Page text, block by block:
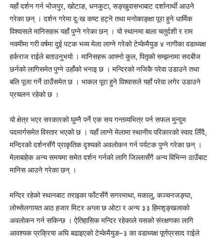
यहाँ दर्शन गर्न भोजपुर, खोटाङ, धनकुटा, सङ्खुवासभाबाट दर्शानार्थी आउने
गरेका छन् । दर्शन गरेमा दुःख कष्ट हट्ने तथा मनोकाङ्क्षा पूरा हुने धार्मिक
विश्वासले मानिसहरू यहाँ पुग्ने गरेका छन् । यो स्थानमा बाला चतुर्दशी र राम
नवमीमा गरी वर्षमा दुई पटक भव्य मेला लाग्ने गरेको टेम्केमैयुङ ४ नागीका वडाध्यक्ष
हर्कराज राईले बताउनुभयो । मानिसहरू आफ्नो कुल, पितृको सम्झनामा सदबीज
छर्नको लागिसमेत पुग्ने उहाँको भनाइ छ । मन्दिरको नजिकै परेवा उडाउने तथा
बलि पूजा गर्ने ठाउँसमेत छ । भाकल पूरा हुने विश्वासले यहाँ परेवा लगेर उडाउने
प्रचलन रहेको छ ।
यो क्षेत्र भएर सरकारको घुम्नै पर्ने एक सय गन्तव्यभित्र पर्न सफल मुन्दुम
पदमार्गसमेत विस्तार भएको छ । यहाँ लाग्ने मेलामा स्थानीय परिकारको स्वाद लिँदै,
मन्दिरको दर्शनसँगै प्राकृतिक दृश्यको अवलोकन गर्न पर्यटक पुग्ने गरेका छन् ।
मेलाबाहेक अन्य समयमा समेत दर्शन गर्नको लागि जिल्लासँगै अन्य विभिन्न ठाउँबाट
मानिस आउने गरेका छन् ।
मन्दिर रहेको स्थानबाट तराइका फाँटसँगै सगरमाथा, मकालु, कञ्चनजङ्घा,
लोच्सेलगायत आठ हजार मिटर अग्ला छ ओटा र अन्य ३३ हिमशृङ्खलाको
अवलोकन गर्न सकिन्छ । ऐतिहासिक मन्दिर रहेकाले यसको संरक्षणका लागि
आवश्यक प्रक्रिया अघि बढाइएको टेम्केमैयुङ–३ का वडाध्यक्ष पूर्णप्रसाद राईले